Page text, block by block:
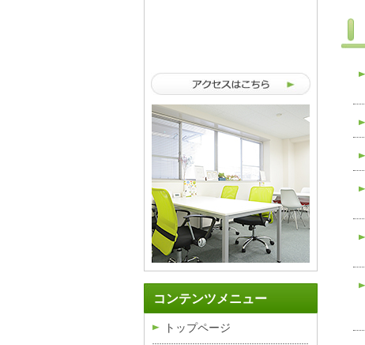
コンテンツメニュー
トップページ